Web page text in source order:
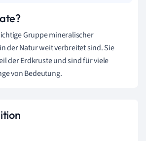
Gruppe mineralischer
der Natur weit verbreitet sind. Sie
der Erdkruste und sind für viele
von Bedeutung.